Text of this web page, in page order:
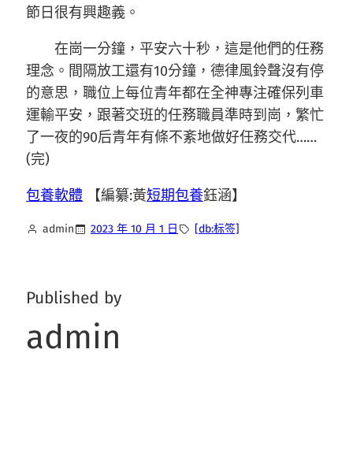
節日很有興趣義。
在崗一分鐘，平安六十秒，這是他們的任務
理念。間隔放工還有10分鐘，德律風鈴聲沒有停
的意思，職位上每位青年都在全神專注確保列車
運輸平安，跟著交班的任務職員準時到崗，繁忙
了一夜的90后青年有條不紊地做好任務交代……
(完)
包養軟體 【編纂:黃短期包養鈺涵】
admin 2023 年 10 月 1 日 [db:标签]
Published by
admin